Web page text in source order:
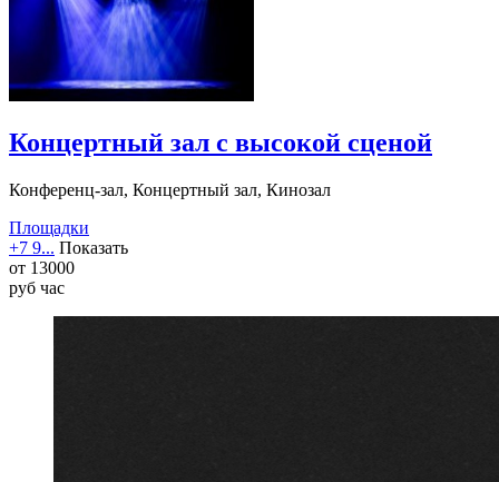
Концертный зал с высокой сценой
Конференц-зал, Концертный зал, Кинозал
Площадки
+7 9... Показать
от 13000
руб час